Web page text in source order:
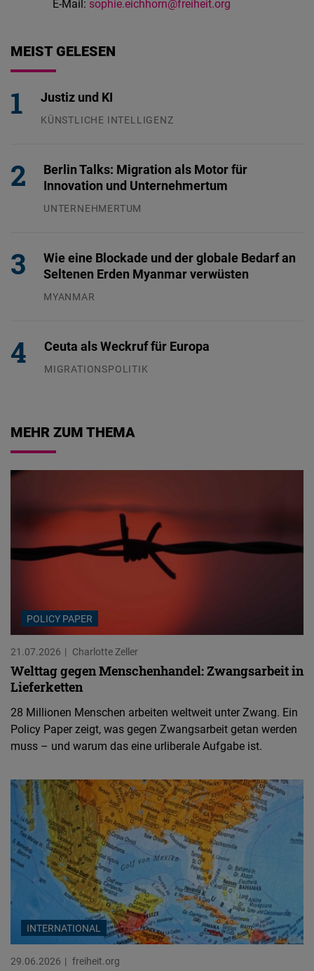
E-Mail: sophie.eichhorn@freiheit.org
MEIST GELESEN
Justiz und KI
KÜNSTLICHE INTELLIGENZ
Berlin Talks: Migration als Motor für
Innovation und Unternehmertum
UNTERNEHMERTUM
Wie eine Blockade und der globale Bedarf an
Seltenen Erden Myanmar verwüsten
MYANMAR
Ceuta als Weckruf für Europa
MIGRATIONSPOLITIK
MEHR ZUM THEMA
POLICY PAPER
21.07.2026 Charlotte Zeller
Welttag gegen Menschenhandel: Zwangsarbeit in
Lieferketten
28 Millionen Menschen arbeiten weltweit unter Zwang. Ein
Policy Paper zeigt, was gegen Zwangsarbeit getan werden
muss – und warum das eine urliberale Aufgabe ist.
INTERNATIONAL
29.06.2026 freiheit.org